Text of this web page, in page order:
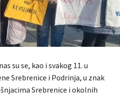
su se, kao i svakog 11. u
Srebrenice i Podrinja, u znak
Srebrenice i okolnih